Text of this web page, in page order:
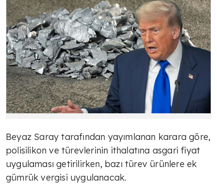
Beyaz Saray tarafından yayımlanan karara göre,
polisilikon ve türevlerinin ithalatına asgari fiyat
uygulaması getirilirken, bazı türev ürünlere ek
gümrük vergisi uygulanacak.